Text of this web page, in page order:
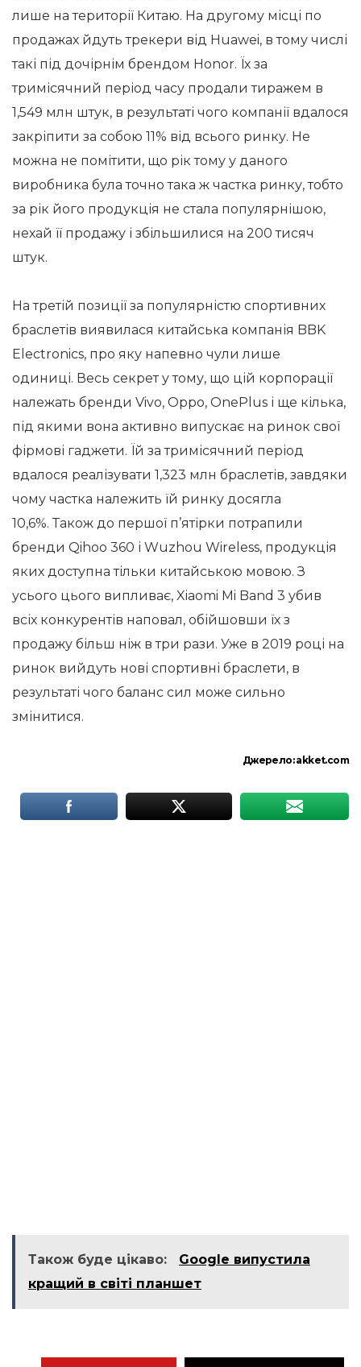
лише на території Китаю. На другому місці по
продажах йдуть трекери від Huawei, в тому числі
такі під дочірнім брендом Honor. Їх за
тримісячний період часу продали тиражем в
1,549 млн штук, в результаті чого компанії вдалося
закріпити за собою 11% від всього ринку. Не
можна не помітити, що рік тому у даного
виробника була точно така ж частка ринку, тобто
за рік його продукція не стала популярнішою,
нехай її продажу і збільшилися на 200 тисяч
штук.
На третій позиції за популярністю спортивних
браслетів виявилася китайська компанія BBK
Electronics, про яку напевно чули лише
одиниці. Весь секрет у тому, що цій корпорації
належать бренди Vivo, Oppo, OnePlus і ще кілька,
під якими вона активно випускає на ринок свої
фірмові гаджети. Їй за тримісячний період
вдалося реалізувати 1,323 млн браслетів, завдяки
чому частка належить їй ринку досягла
10,6%. Також до першої п’ятірки потрапили
бренди Qihoo 360 і Wuzhou Wireless, продукція
яких доступна тільки китайською мовою. З
усього цього випливає, Xiaomi Mi Band 3 убив
всіх конкурентів наповал, обійшовши їх з
продажу більш ніж в три рази. Уже в 2019 році на
ринок вийдуть нові спортивні браслети, в
результаті чого баланс сил може сильно
змінитися.
Джерело:akket.com
Також буде цікаво:
Google випустила
кращий в світі планшет